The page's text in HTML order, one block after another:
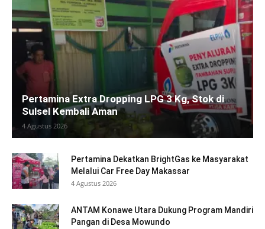
Pertamina Extra Dropping LPG 3 Kg, Stok di
Sulsel Kembali Aman
4 Agustus 2026
Pertamina Dekatkan BrightGas ke Masyarakat
Melalui Car Free Day Makassar
4 Agustus 2026
ANTAM Konawe Utara Dukung Program Mandiri
Pangan di Desa Mowundo